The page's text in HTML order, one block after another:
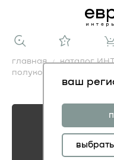
ваш
главная каталог
полуколонна